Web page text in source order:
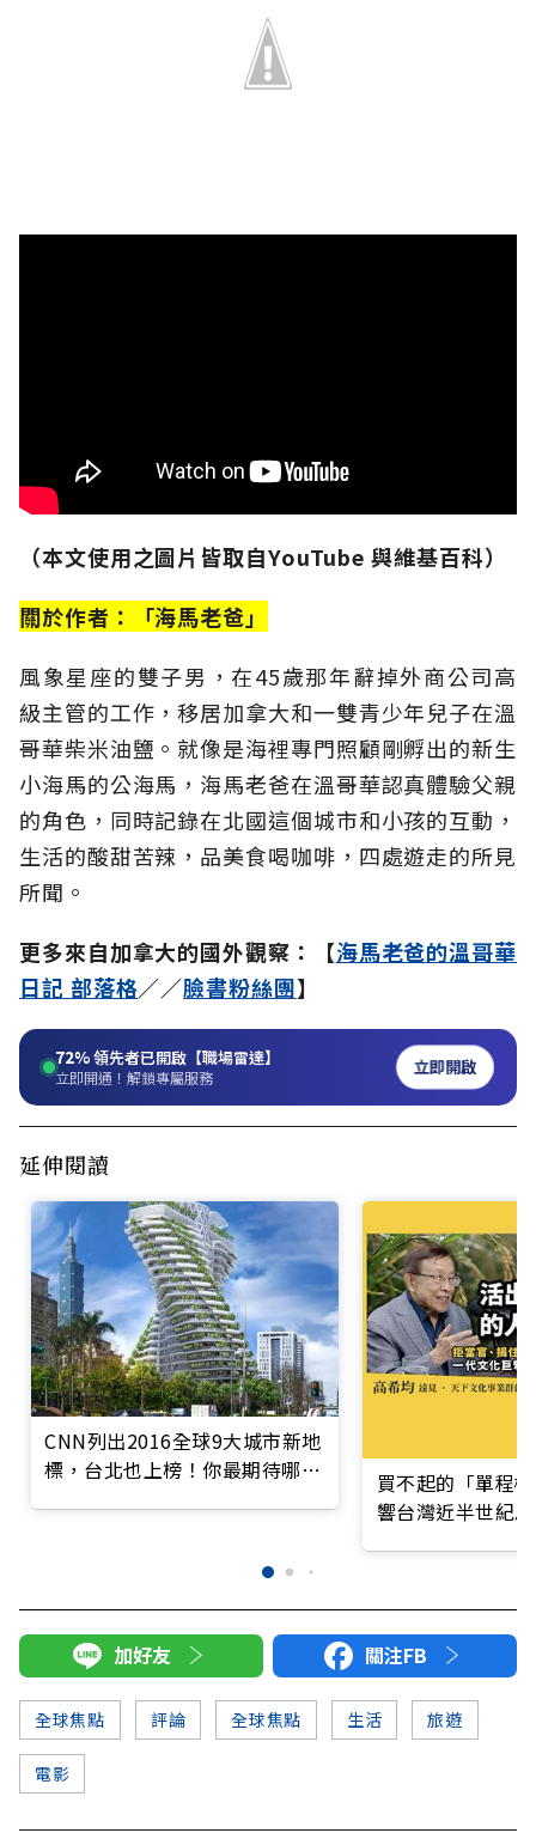
（本文使用之圖片皆取自YouTube 與維基百科）
關於作者：「海馬老爸」
風象星座的雙子男，在45歲那年辭掉外商公司高
級主管的工作，移居加拿大和一雙青少年兒子在溫
哥華柴米油鹽。就像是海裡專門照顧剛孵出的新生
小海馬的公海馬，海馬老爸在溫哥華認真體驗父親
的角色，同時記錄在北國這個城市和小孩的互動，
生活的酸甜苦辣，品美食喝咖啡，四處遊走的所見
所聞。
更多來自加拿大的國外觀察：【海馬老爸的溫哥華
日記 部落格／／臉書粉絲團】
72%領先者已開啟【職場雷達】
立即開通！解鎖專屬服務 立即開啟
延伸閱讀
CNN列出2016全球9大城市新地
標，台北也上榜！你最期待哪一
買不起的「單程
響台灣近半世紀
加好友 關注FB
全球焦點 評論 全球焦點 生活 旅遊
電影